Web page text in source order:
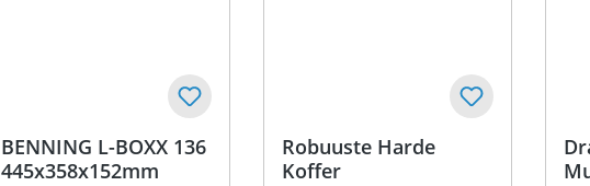
BENNING L-BOXX 136
445x358x152mm
Robuuste Harde
Koffer